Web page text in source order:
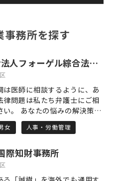
事務所を探す
弁護士法人フォーゲル綜合法律事務所
は医師に相談するように、あ
律問題は私たち弁護士にご相
い。 あなたの悩みの解決策を
ともに見つけ出す、私たちは
護士です。 ○コンセプト1
、とりうるベストの対策は何
に検討し、すぐに対応する、
女 人事・労働管理
際知財事務所